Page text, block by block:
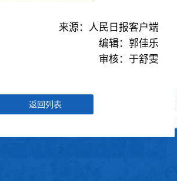
来源：人民日报客户端
编辑：郭佳乐
审核：于舒雯
返回列表